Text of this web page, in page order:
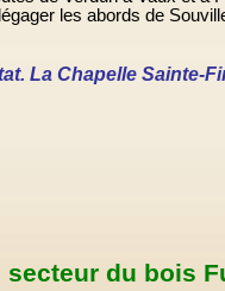
les abords de
La Chapelle Sainte-
secteur du bois